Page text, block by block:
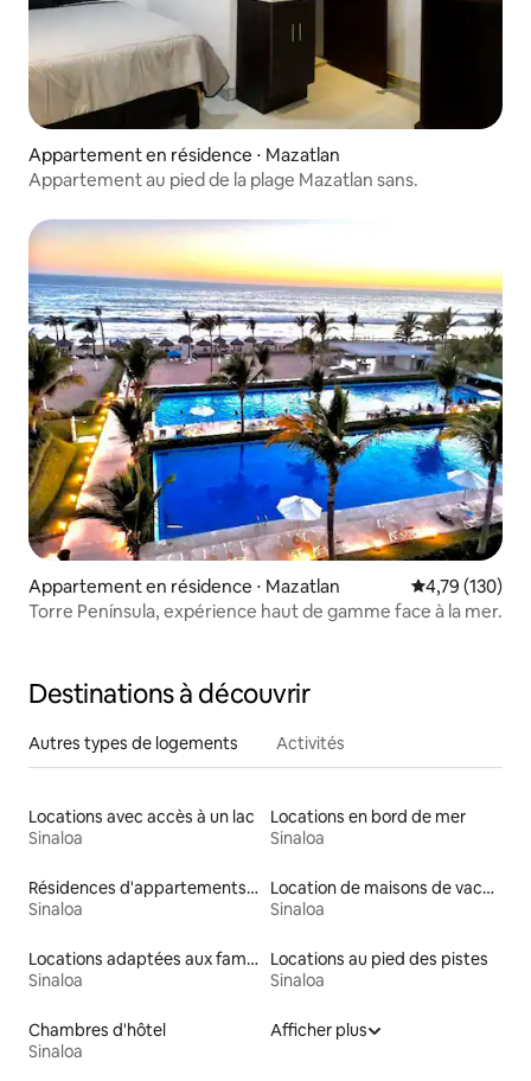
Appartement en résidence ⋅ Mazatlan
Appartement au pied de la plage Mazatlan sans.
Appartement en résidence ⋅ Mazatlan Évaluation
4,79 (130)
Torre Península, expérience haut de gamme face à la mer.
Destinations à découvrir
Autres types de logements Activités
Locations avec accès à un lac
Sinaloa
Locations en bord de mer
Sinaloa
Résidences d'appartements en location
Sinaloa
Location de maisons de vacances
Sinaloa
Locations adaptées aux familles
Sinaloa
Locations au pied des pistes
Sinaloa
Chambres d'hôtel
Sinaloa
Afficher plus